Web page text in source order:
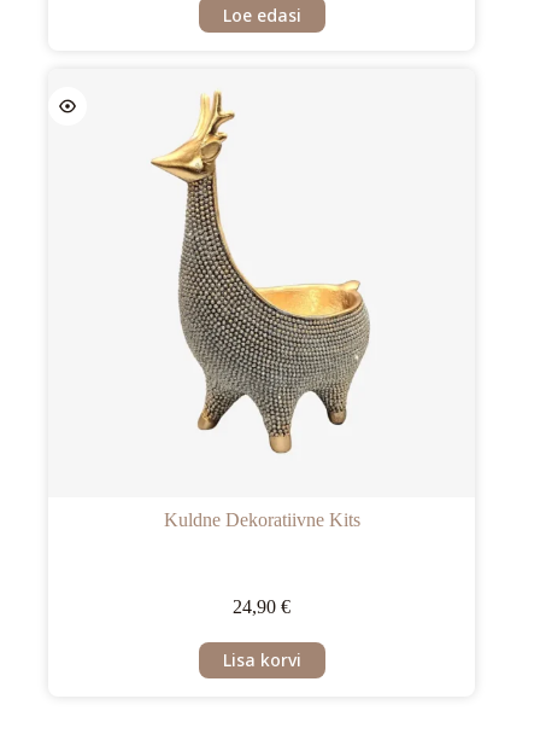
Loe edasi
Kuldne Dekoratiivne Kits
24,90€
Lisa korvi